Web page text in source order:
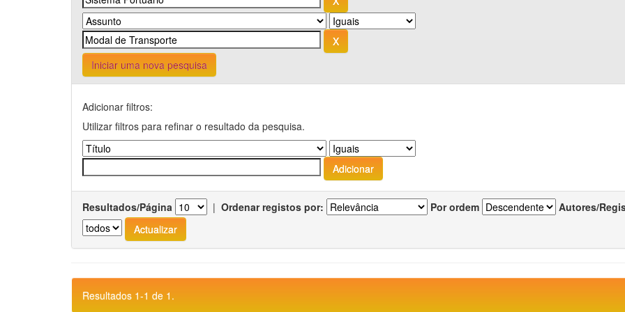
Iniciar uma nova pesquisa
Adicionar filtros:
Utilizar filtros para refinar o resultado da pesquisa.
Resultados/Página | Ordenar registos por: Por ordem Autores/
Resultados 1-1 de 1.